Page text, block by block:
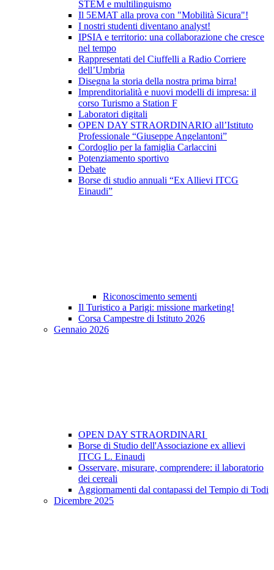
STEM e multilinguismo
Il 5EMAT alla prova con "Mobilità Sicura"!
I nostri studenti diventano analyst!
IPSIA e territorio: una collaborazione che cresce
nel tempo
Rappresentati del Ciuffelli a Radio Corriere
dell’Umbria
Disegna la storia della nostra prima birra!
Imprenditorialità e nuovi modelli di impresa: il
corso Turismo a Station F
Laboratori digitali
OPEN DAY STRAORDINARIO all’Istituto
Professionale “Giuseppe Angelantoni”
Cordoglio per la famiglia Carlaccini
Potenziamento sportivo
Debate
Borse di studio annuali “Ex Allievi ITCG
Einaudi”
Riconoscimento sementi
Il Turistico a Parigi: missione marketing!
Corsa Campestre di Istituto 2026
Gennaio 2026
OPEN DAY STRAORDINARI
Borse di Studio dell'Associazione ex allievi
ITCG L. Einaudi
Osservare, misurare, comprendere: il laboratorio
dei cereali
Aggiornamenti dal contapassi del Tempio di Todi
Dicembre 2025